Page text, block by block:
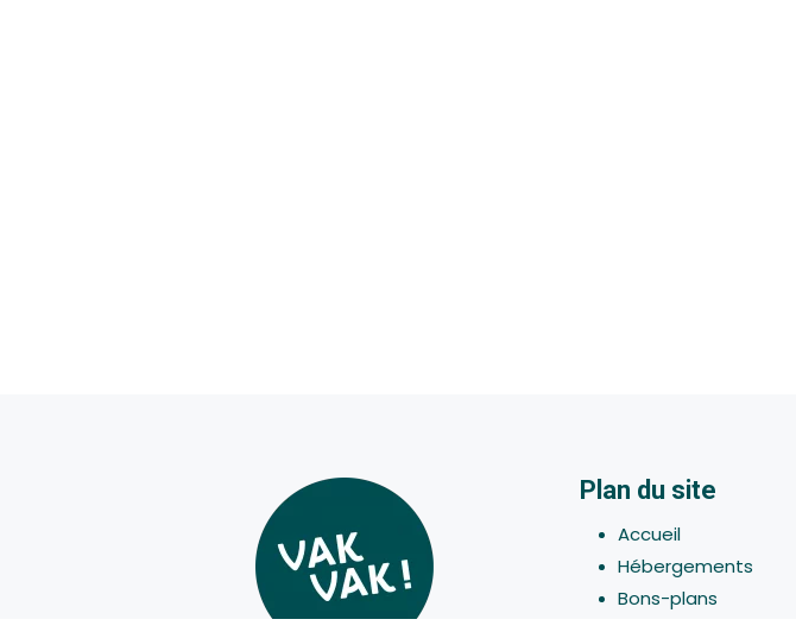
Plan du site
Accueil
Hébergements
Bons-plans